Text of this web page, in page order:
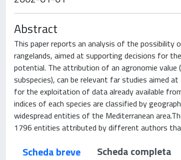
Abstract
This paper reports an analysis of the
rangelands, aimed at supporting decisions for
potential. The attribution of an agronomie value
subspecies), can be relevant far studies aimed
for the exploitation of data already available
indices of each species are classified by
widespread entities of the Mediterranean
1796 entities attributed by different authors
Scheda breve Scheda completa